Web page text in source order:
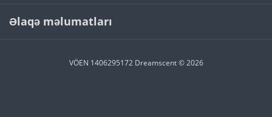
Əlaqə məlumatları
VÖEN 1406295172 Dreamscent © 2026